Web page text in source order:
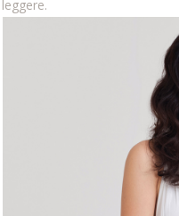
leggere.